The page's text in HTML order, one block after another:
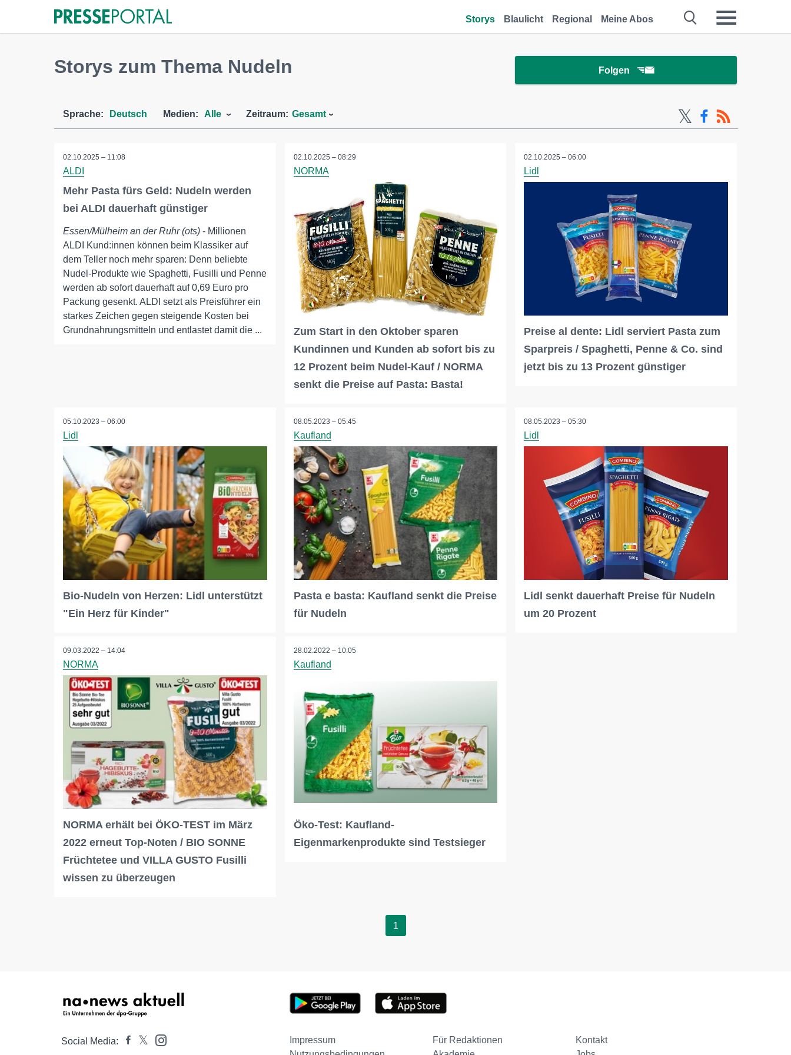
Storys Blaulicht Regional Meine Abos
Storys zum Thema Nudeln Folgen
Sprache: Deutsch Medien: Alle Zeitraum: Gesamt
02.10.2025 – 11:08
ALDI
Mehr Pasta fürs Geld: Nudeln werden
bei ALDI dauerhaft günstiger
Essen/Mülheim an der Ruhr (ots) - Millionen
ALDI Kund:innen können beim Klassiker auf
dem Teller noch mehr sparen: Denn beliebte
Nudel-Produkte wie Spaghetti, Fusilli und Penne
werden ab sofort dauerhaft auf 0,69 Euro pro
Packung gesenkt. ALDI setzt als Preisführer ein
starkes Zeichen gegen steigende Kosten bei
Grundnahrungsmitteln und entlastet damit die ...
02.10.2025 – 08:29
NORMA
Zum Start in den Oktober sparen
Kundinnen und Kunden ab sofort bis zu
12 Prozent beim Nudel-Kauf / NORMA
senkt die Preise auf Pasta: Basta!
02.10.2025 – 06:00
Lidl
Preise al dente: Lidl serviert Pasta zum
Sparpreis / Spaghetti, Penne & Co. sind
jetzt bis zu 13 Prozent günstiger
05.10.2023 – 06:00
Lidl
Bio-Nudeln von Herzen: Lidl unterstützt
"Ein Herz für Kinder"
08.05.2023 – 05:45
Kaufland
Pasta e basta: Kaufland senkt die Preise
für Nudeln
08.05.2023 – 05:30
Lidl
Lidl senkt dauerhaft Preise für Nudeln
um 20 Prozent
09.03.2022 – 14:04
NORMA
NORMA erhält bei ÖKO-TEST im März
2022 erneut Top-Noten / BIO SONNE
Früchtetee und VILLA GUSTO Fusilli
wissen zu überzeugen
28.02.2022 – 10:05
Kaufland
Öko-Test: Kaufland-
Eigenmarkenprodukte sind Testsieger
1
Social Media: Impressum Für Redaktionen
Kontakt